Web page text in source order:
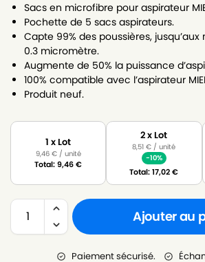
Sacs en microfibre pour aspirateur
Pochette de 5 sacs aspirateurs.
Capte 99% des poussières,
0.3 micromètre.
Augmente de 50% la puissance
100% compatible avec l’aspirateur
Produit neuf.
1 x Lot
9,46 €/ unité
Total:9,46€
2 x Lot
8,51€ / unité
-10%
Total:17,02€
Ajouter au
Paiement sécurisé.